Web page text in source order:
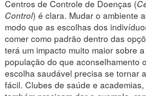
Centros de Controle de Doenças (
Control) é clara. Mudar o ambiente
modo que as escolhas dos
comer como padrão dentro das
terá um impacto muito maior sobre
população do que aconselhamento
escolha saudável precisa se tornar
fácil. Clubes de saúde e